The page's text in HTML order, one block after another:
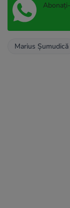
Marius Șumudică